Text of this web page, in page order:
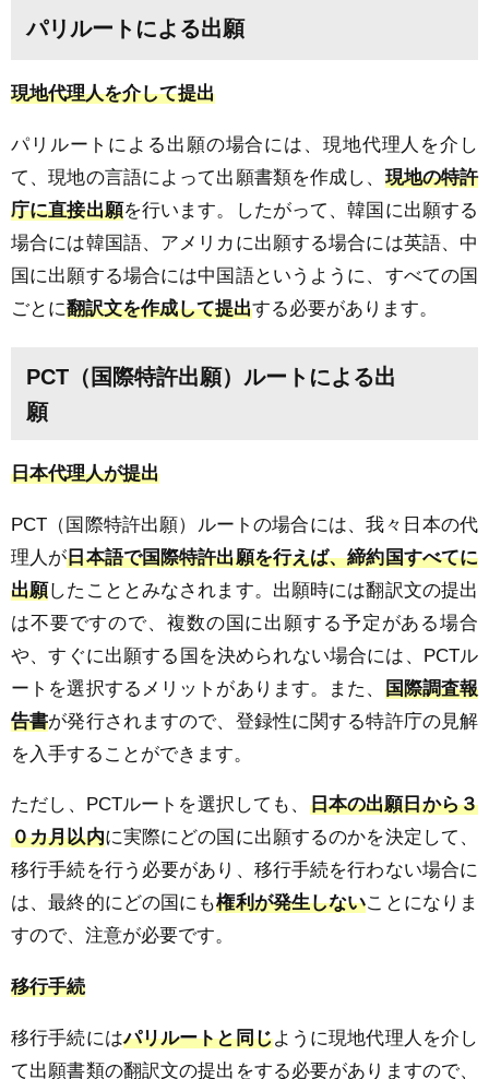
パリルートによる出願
現地代理人を介して提出
パリルートによる出願の場合には、現地代理人を介し
て、現地の言語によって出願書類を作成し、 現地の特許
庁に直接出願を行います。したがって、韓国に出願する
場合には韓国語、アメリカに出願する場合には英語、中
国に出願する場合には中国語というように、すべての国
ごとに翻訳文を作成して提出する必要があります。
PCT（国際特許出願）ルートによる出
願
日本代理人が提出
PCT（国際特許出願）ルートの場合には、我々日本の代
理人が日本語で国際特許出願を行えば、締約国すべてに
出願したこととみなされます。出願時には翻訳文の提出
は不要ですので、複数の国に出願する予定がある場合
や、すぐに出願する国を決められない場合には、 PCTル
ートを選択するメリットがあります。また、 国際調査報
告書が発行されますので、登録性に関する特許庁の見解
を入手することができます。
ただし、 PCTルートを選択しても、 日本の出願日から３
０カ月以内に実際にどの国に出願するのかを決定して、
移行手続を行う必要があり、移行手続を行わない場合に
は、最終的にどの国にも権利が発生しないことになりま
すので、注意が必要です。
移行手続
移行手続にはパリルートと同じように現地代理人を介し
て出願書類の翻訳文の提出をする必要がありますので、